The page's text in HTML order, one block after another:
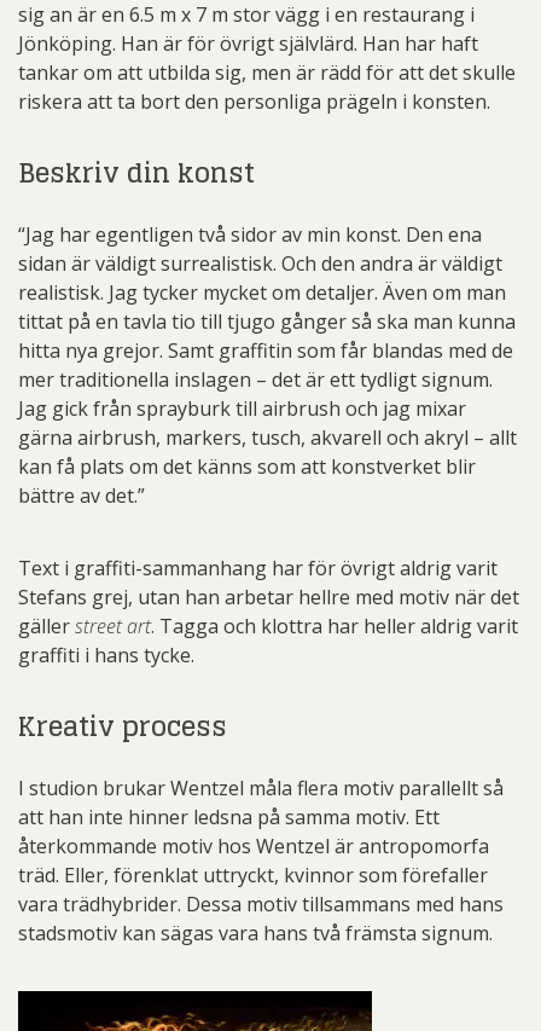
sig an är en 6.5 m x 7 m stor vägg i en restaurang i
Jönköping. Han är för övrigt självlärd. Han har haft
tankar om att utbilda sig, men är rädd för att det skulle
riskera att ta bort den personliga prägeln i konsten.
Beskriv din konst
“Jag har egentligen två sidor av min konst. Den ena
sidan är väldigt surrealistisk. Och den andra är väldigt
realistisk. Jag tycker mycket om detaljer. Även om man
tittat på en tavla tio till tjugo gånger så ska man kunna
hitta nya grejor. Samt graffitin som får blandas med de
mer traditionella inslagen – det är ett tydligt signum.
Jag gick från sprayburk till airbrush och jag mixar
gärna airbrush, markers, tusch, akvarell och akryl – allt
kan få plats om det känns som att konstverket blir
bättre av det.”
Text i graffiti-sammanhang har för övrigt aldrig varit
Stefans grej, utan han arbetar hellre med motiv när det
gällerstreet art. Tagga och klottra har heller aldrig varit
graffiti i hans tycke.
Kreativ process
I studion brukar Wentzel måla flera motiv parallellt så
att han inte hinner ledsna på samma motiv. Ett
återkommande motiv hos Wentzel är antropomorfa
träd. Eller, förenklat uttryckt, kvinnor som förefaller
vara trädhybrider. Dessa motiv tillsammans med hans
stadsmotiv kan sägas vara hans två främsta signum.